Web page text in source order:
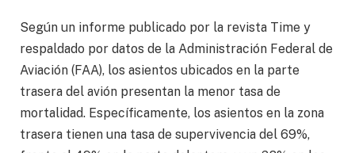
Según un informe publicado por la revista Time y
respaldado por datos de la Administración Federal de
Aviación (FAA), los asientos ubicados en la parte
trasera del avión presentan la menor tasa de
mortalidad. Específicamente, los asientos en la zona
trasera tienen una tasa de supervivencia del 69%,